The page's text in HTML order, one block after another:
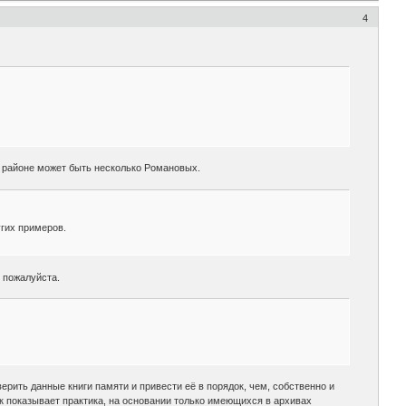
4
может быть несколько Романовых.
примеров.
данные книги памяти и привести её в порядок, чем, собственно и
практика, на основании только имеющихся в архивах